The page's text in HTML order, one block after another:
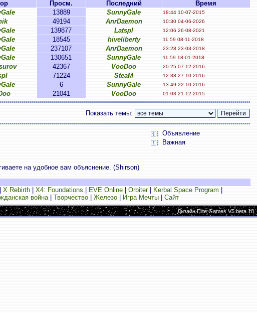
Просм. Последний
Время
13889 SunnyGale 18:44 10-07-2015
49194 AnrDaemon 10:30 04-06-2026
139877 Latspl 12:06 26-08-2021
18545 hiveliberty 11:59 08-11-2018
237107 AnrDaemon 23:28 23-03-2018
130651 SunnyGale 11:59 18-01-2018
42367 VooDoo 20:25 07-12-2016
71224 SteaM 12:38 27-10-2016
6 SunnyGale 13:49 22-10-2016
21041 VooDoo 01:03 21-12-2015
Показать темы:
Объявление
Важная
на удобное вам объяснение. (Shirson)
X Rebirth| X4: Foundations EVE Online| Orbiter| Kerbal Space Program
война| Творчество| Железо| Игра Мечты| Сайт
Дизайн Elite Games V5 beta.18